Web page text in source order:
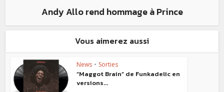
Andy Allo rend hommage à Prince
Vous aimerez aussi
News • Sorties
“Maggot Brain” de Funkadelic en
versions...